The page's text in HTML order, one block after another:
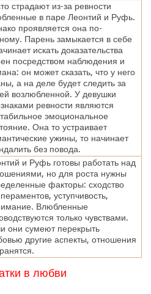
страдают из-за ревности
в паре Леонтий и Руфь.
проявляется она по-
Парень замыкается в себе
искать доказательства
посредством наблюдения и
он может сказать, что у него
а на деле будет следить за
возлюбленной. У девушки
ревности являются
эмоциональное
Она то устраивает
ужины, то начинает
без повода.
и Руфь готовы работать над
но для роста нужны
факторы: сходство
уступчивость,
Влюбленные
только чувствами.
они сумеют перекрыть
другие аспекты, отношения
в любви